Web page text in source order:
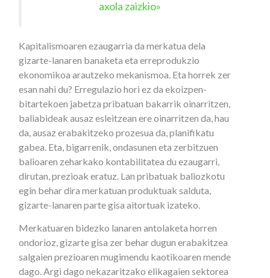
axola zaizkio»
Kapitalismoaren ezaugarria da merkatua dela
gizarte-lanaren banaketa eta erreprodukzio
ekonomikoa arautzeko mekanismoa. Eta horrek zer
esan nahi du? Erregulazio hori ez da ekoizpen-
bitartekoen jabetza pribatuan bakarrik oinarritzen,
baliabideak ausaz esleitzean ere oinarritzen da, hau
da, ausaz erabakitzeko prozesua da, planifikatu
gabea. Eta, bigarrenik, ondasunen eta zerbitzuen
balioaren zeharkako kontabilitatea du ezaugarri,
dirutan, prezioak eratuz. Lan pribatuak baliozkotu
egin behar dira merkatuan produktuak salduta,
gizarte-lanaren parte gisa aitortuak izateko.
Merkatuaren bidezko lanaren antolaketa horren
ondorioz, gizarte gisa zer behar dugun erabakitzea
salgaien prezioaren mugimendu kaotikoaren mende
dago. Argi dago nekazaritzako elikagaien sektorea